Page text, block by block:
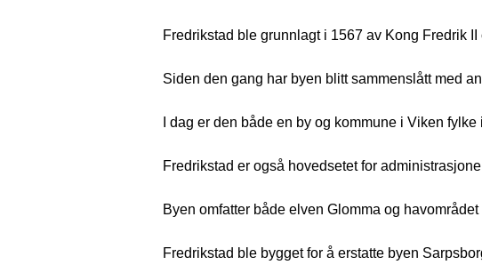
Fredrikstad ble grunnlagt i 1567 av Kong Fredrik
Siden den gang har byen blitt sammenslått med
I dag er den både en by og kommune i Viken fylke
Fredrikstad er også hovedsetet for
Byen omfatter både elven Glomma og havområdet
Fredrikstad ble bygget for å erstatte byen